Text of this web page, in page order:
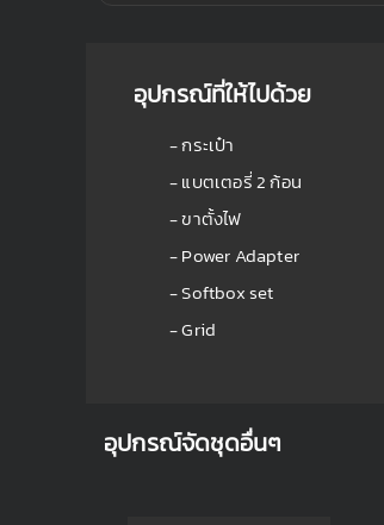
อุปกรณ์ที่ให้ไปด้วย
- กระเป๋า
- แบตเตอรี่ 2 ก้อน
- ขาตั้งไฟ
- Power Adapter
- Softbox set
- Grid
อุปกรณ์จัดชุดอื่นๆ